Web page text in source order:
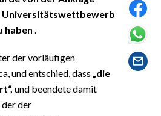
Universitätswettbewerb
haben
der vorläufigen
und entschied, dass „die
und beendete damit
der der